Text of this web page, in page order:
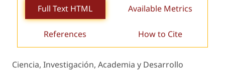
Full Text HTML Available Metrics
References How to Cite
Ciencia, Investigación, Academia y Desarrollo